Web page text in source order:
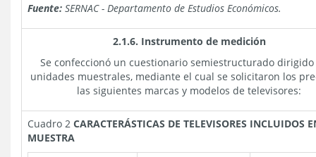
Fuente: SERNAC - Departamento de Estudios Económicos.
2.1.6. Instrumento de medición
Se confeccionó un cuestionario semiestructurado dirigido
unidades muestrales, mediante el cual se solicitaron los
las siguientes marcas y modelos de televisores:
Cuadro 2 CARACTERÁSTICAS DE TELEVISORES INCLUIDOS
MUESTRA